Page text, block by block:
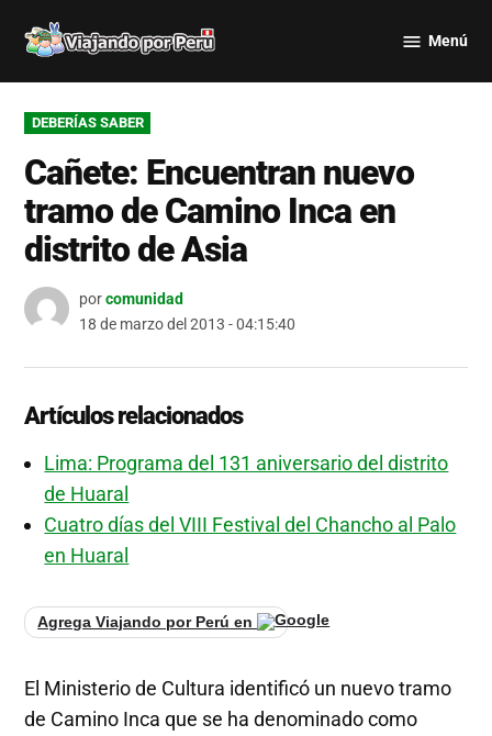
por Perú
Menú
PUBLICADO
EN
DEBERÍAS SABER
Cañete: Encuentran nuevo
tramo de Camino Inca en
distrito de Asia
porcomunidad
18 de marzo del 2013 - 04:15:40
Artículos relacionados
Lima: Programa del 131 aniversario del distrito
de Huaral
Cuatro días del VIII Festival del Chancho al Palo
en Huaral
Agrega Viajando por Perú en
El Ministerio de Cultura identificó un nuevo tramo
de Camino Inca que se ha denominado como